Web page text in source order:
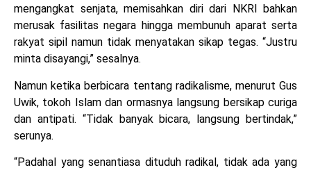
mengangkat senjata, memisahkan diri dari NKRI bahkan
merusak fasilitas negara hingga membunuh aparat serta
rakyat sipil namun tidak menyatakan sikap tegas. “Justru
minta disayangi,” sesalnya.
Namun ketika berbicara tentang radikalisme, menurut Gus
Uwik, tokoh Islam dan ormasnya langsung bersikap curiga
dan antipati. “Tidak banyak bicara, langsung bertindak,”
serunya.
“Padahal yang senantiasa dituduh radikal, tidak ada yang